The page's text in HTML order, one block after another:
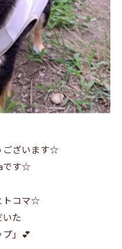
ございます☆
です☆
トコマ☆
た
」💕